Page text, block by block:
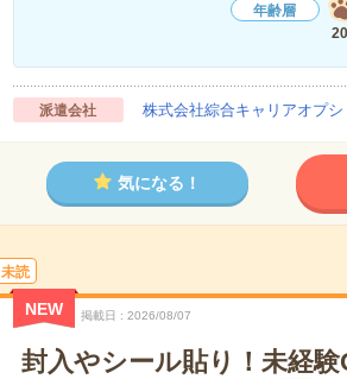
年齢層
派遣会社 株式会社綜合キャリアオプ
気になる！
未読
NEW 掲載日 2026/08/07
封入やシール貼り！未経